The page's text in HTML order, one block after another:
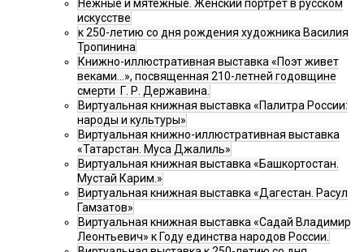
Нежные и мятежные. Женский портрет в русском
искусстве
к 250-летию со дня рождения художника Василия
Тропинина
Книжно-иллюстративная выставка «Поэт живет
веками…», посвященная 210-летней годовщине
смерти Г. Р. Державина.
Виртуальная книжная выставка «Палитра России:
народы и культуры»
Виртуальная книжно-иллюстративная выставка
«Татарстан. Муса Джалиль»
Виртуальная книжная выставка «Башкортостан.
Мустай Карим.»
Виртуальная книжная выставка «Дагестан. Расул
Гамзатов»
Виртуальная книжная выставка «Садай Владимир
Леонтьевич» к Году единства народов России.